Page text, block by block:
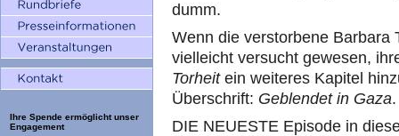
Ihre Spende ermöglicht unser
Engagement
dumm.
Wenn die verstorbene Barbara
vielleicht versucht gewesen,
Torheitein weiteres Kapitel
Überschrift: Geblendet in Gaza.
DIE NEUESTE Episode in